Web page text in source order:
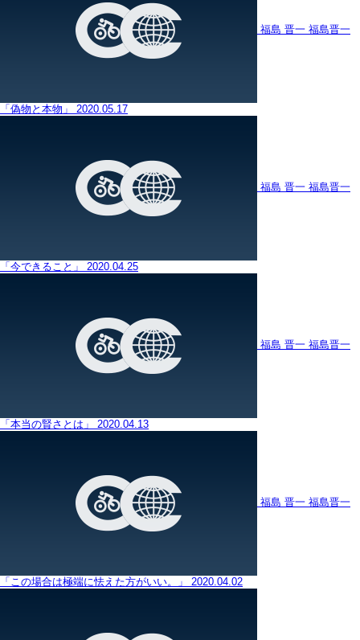
福島 晋一 福島晋一
「偽物と本物」 2020.05.17
福島 晋一 福島晋一
「今できること」 2020.04.25
福島 晋一 福島晋一
「本当の賢さとは」 2020.04.13
福島 晋一 福島晋一
「この場合は極端に怯えた方がいい。」 2020.04.02